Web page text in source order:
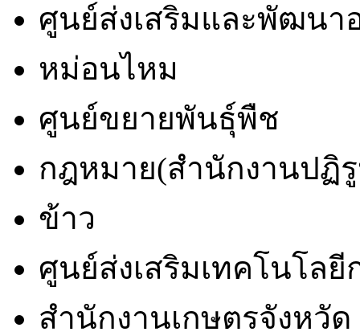
ศูนย์ส่งเสริมและพัฒนา
หม่อนไหม
ศูนย์ขยายพันธุ์พืช
กฎหมาย(สำนักงานปฏิ
ข้าว
ศูนย์ส่งเสริมเทคโนโล
สำนักงานเกษตรจังหวัด